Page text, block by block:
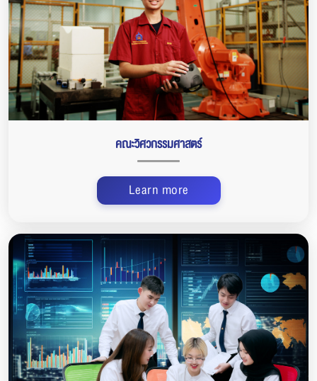
คณะวิศวกรรมศาสตร์
Learn more